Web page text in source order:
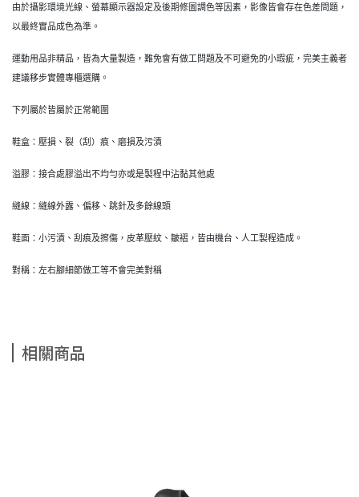
由於攝影環境光線、螢幕顯示器設定及後期修圖調色等因素，影像皆會存在色差問題，
以最終實品成色為準。
運動用品非精品，皆為大量製造，難免會有做工問題及不可避免的小瑕疵，完美主義者
建議移步實體專櫃選購。
下列屬於皆屬於正常範圍
鞋盒：壓損、裂（刮）痕、磨損及污漬
溢膠：接合處膠溢出不均勻亦或是製程中沾黏其他處
縫線：縫線外露、偏移、跳針及多餘線頭
鞋面：小污漬、刮痕及擦傷，皮革壓紋、皺褶，皆由機台、人工製程造成。
對稱：左右腳細節做工等不會完美對稱
相關商品